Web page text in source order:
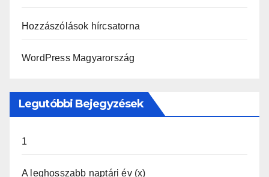
Hozzászólások hírcsatorna
WordPress Magyarország
Legutóbbi Bejegyzések
1
A leghosszabb naptári év (x)